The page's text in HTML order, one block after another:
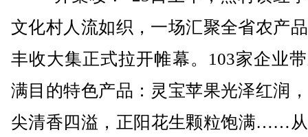
文化村人流如织，一场汇聚全省农产
丰收大集正式拉开帷幕。103家企业
满目的特色产品：灵宝苹果光泽红润
尖清香四溢，正阳花生颗粒饱满……